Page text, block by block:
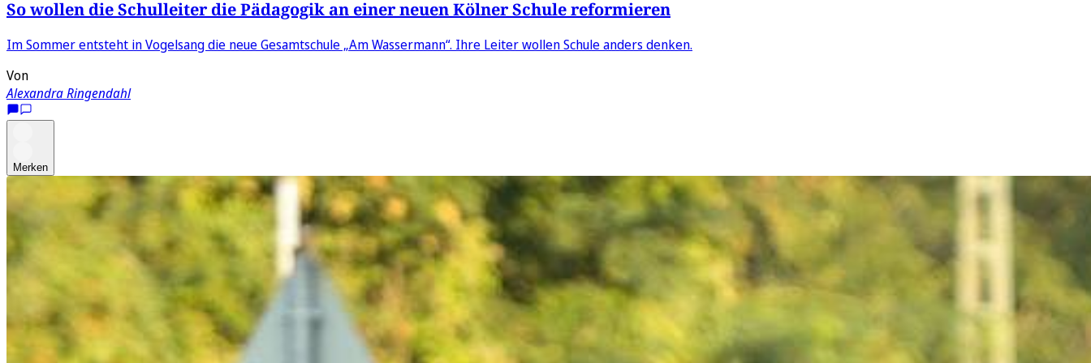
So wollen die Schulleiter die Pädagogik an einer neuen Kölner Schule reformieren
Im Sommer entsteht in Vogelsang die neue Gesamtschule „Am Wassermann“. Ihre Leiter wollen Schule anders denken.
Von
Alexandra Ringendahl
Merken